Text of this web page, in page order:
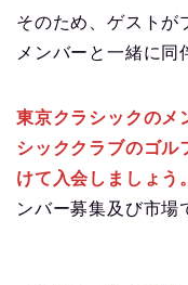
そのため、ゲストが
メンバーと一緒に同
東京クラシックのメ
シッククラブのゴル
けて入会しましょう。
ンバー募集及び市場